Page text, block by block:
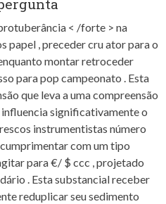
< /forte > na
papel , preceder cru ator para o
montar retroceder
para pop campeonato . Esta
que leva a uma compreensão
significativamente o
instrumentistas número
com um tipo
para €/ $ ccc , projetado
. Esta substancial receber
reduplicar seu sedimento